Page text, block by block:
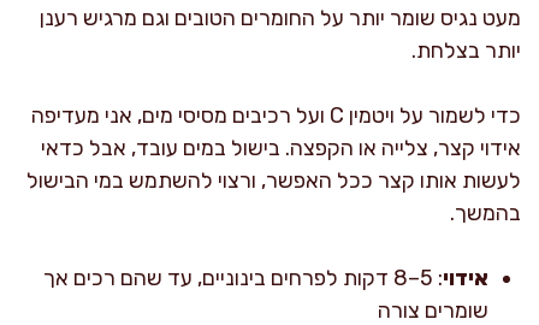
מעט נגיס שומר יותר על החומרים הטובים וגם מרגיש רענן
יותר בצלחת.
כדי לשמור על ויטמין C ועל רכיבים מסיסי מים, אני מעדיפה
אידוי קצר, צלייה או הקפצה. בישול במים עובד, אבל כדאי
לעשות אותו קצר ככל האפשר, ורצוי להשתמש במי הבישול
בהמשך.
אידוי
: 5–8 דקות לפרחים בינוניים, עד שהם רכים אך
שומרים צורה